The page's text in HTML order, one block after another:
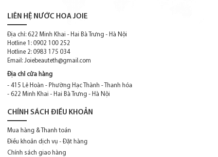
LIÊN HỆ NƯỚC HOA JOIE
Địa chỉ: 622 Minh Khai - Hai Bà Trưng - Hà Nội
Hotline 1: 0902 100 252
Hotline 2: 0983 175 034
Email: Joiebeauteth@gmail.com
Địa chỉ cửa hàng
- 415 Lê Hoàn - Phường Hạc Thành - Thanh hóa
- 622 Minh Khai - Hai Bà Trưng - Hà Nội
CHÍNH SÁCH ĐIỀU KHOẢN
Mua hàng & Thanh toán
Điều khoản dịch vụ - Đặt hàng
Chính sách giao hàng